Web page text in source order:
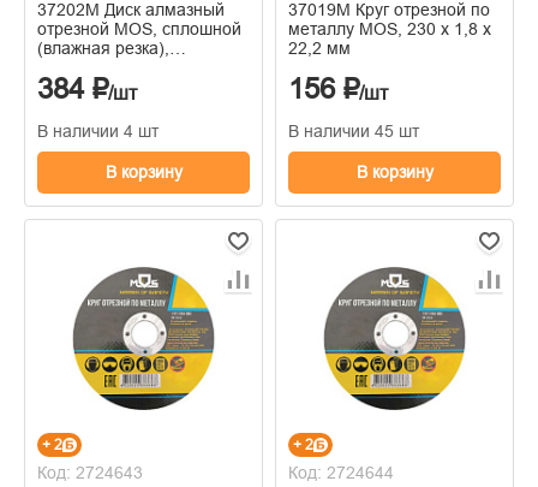
37202М Диск алмазный
отрезной MOS, сплошной
(влажная резка),
384 ₽/шт
В наличии 4 шт
В корзину
37019М Круг отрезной по
металлу MOS, 230 х 1,8 х
22,2 мм
156 ₽/шт
В наличии 45 шт
В корзину
+ 2
Код: 2724643
+ 2
Код: 2724644